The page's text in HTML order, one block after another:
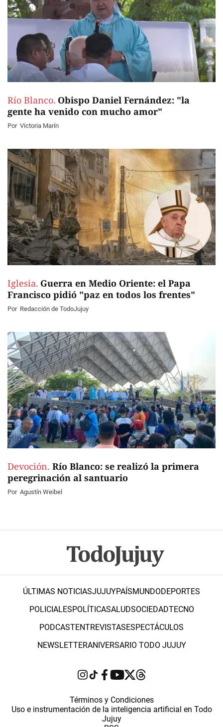
Río Blanco. Obispo Daniel Fernández: "la
gente ha venido con mucho amor"
Por Victoria Marín
Iglesia. Guerra en Medio Oriente: el Papa
Francisco pidió "paz en todos los frentes"
Por Redacción de TodoJujuy
Devoción. Río Blanco: se realizó la primera
peregrinación al santuario
Por Agustín Weibel
ÚLTIMAS NOTICIASJUJUYPAÍSMUNDODEPORTES
POLICIALESPOLÍTICASALUDSOCIEDADTECNO
PODCASTENTREVISTASESPECTÁCULOS
NEWSLETTERANIVERSARIO TODO JUJUY
Términos y Condiciones
Uso e instrumentación de la inteligencia artificial en Todo
Jujuy